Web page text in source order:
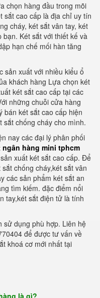
chọn hàng đầu trong mõi
sắt cao cấp là địa chỉ uy tín
cháy, két sắt vân tay, két
Két sắt với thiết kế và
hạn chế mối hàn tăng
sản xuất với nhiều kiểu ổ
khách hàng Lựa chọn két
két sắt cao cấp tại các
những chuỗi cửa hàng
bán két sắt cao cấp hiện
sắt chống cháy cho mình.
nay các đại lý phân phối
ngân hàng mini tphcm
xuất két sắt cao cấp. Để
chống cháy,két sắt vân
các sản phẩm két sắt an
tìm kiếm. đặc điểm nổi
tay,két sắt điện tử là tính
sử dụng phù hợp. Liên hệ
để được tư vấn về
khoá cơ mới nhất tại
là gì?